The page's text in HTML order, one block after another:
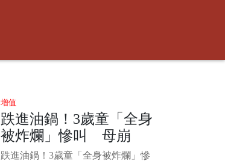
增值
跌進油鍋！3歲童「全身
被炸爛」慘叫 母崩
潰：只剩五官
跌進油鍋！3歲童「全身被炸爛」慘